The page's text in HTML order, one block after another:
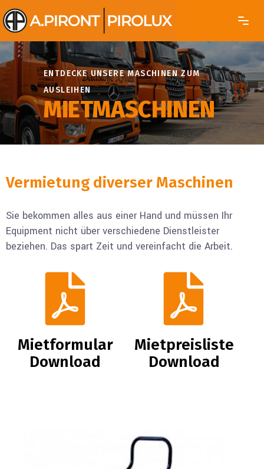
ENTDECKE UNSERE MASCHINEN ZUM
AUSLEIHEN
MIETMASCHINEN
Vermietung diverser Maschinen
Sie bekommen alles aus einer Hand und müssen Ihr
Equipment nicht über verschiedene Dienstleister
beziehen. Das spart Zeit und vereinfacht die Arbeit.
Mietformular
Download
Mietpreisliste
Download